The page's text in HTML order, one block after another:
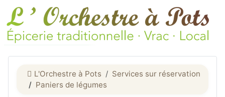
L'Orchestre à Pots
Services sur réservation
Paniers de légumes